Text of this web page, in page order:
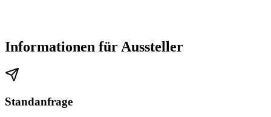
Informationen für Aussteller
Standanfrage